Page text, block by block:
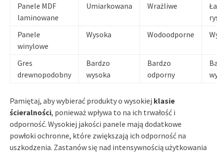
Panele MDF
laminowane
Umiarkowana Wrażliwe
Panele
winylowe
Wysoka Wodoodporne
Gres
drewnopodobny
Bardzo
wysoka
Bardzo
odporny
Pamiętaj, aby wybierać produkty o wysokiej klasie
ścieralności, ponieważ wpływa to na ich trwałość i
odporność. Wysokiej jakości panele mają dodatkowe
powłoki ochronne, które zwiększają ich odporność na
uszkodzenia. Zastanów się nad intensywnością użytkowania